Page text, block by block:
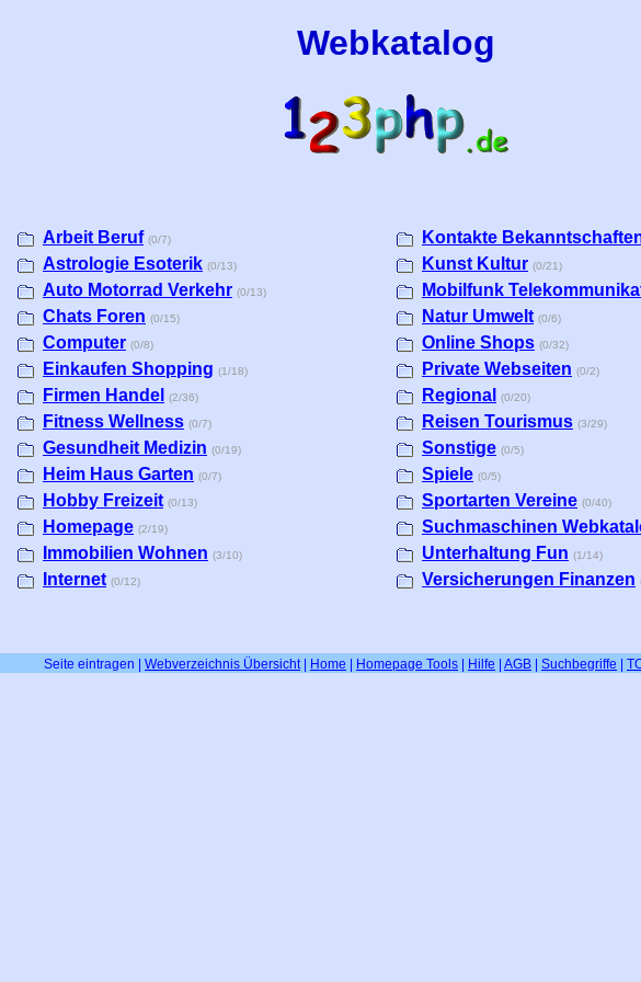
Webkatalog
Arbeit Beruf (0/7)
Astrologie Esoterik (0/13)
Auto Motorrad Verkehr (0/13)
Chats Foren (0/15)
Computer (0/8)
Einkaufen Shopping (1/18)
Firmen Handel (2/36)
Fitness Wellness (0/7)
Gesundheit Medizin (0/19)
Heim Haus Garten (0/7)
Hobby Freizeit (0/13)
Homepage (2/19)
Immobilien Wohnen (3/10)
Internet (0/12)
Kontakte
Kunst Kultur (0/21)
Mobilfunk
Natur Umwelt (0/6)
Online Shops (0/32)
Private Webseiten (0/2)
Regional (0/20)
Reisen Tourismus (3/29)
Sonstige (0/5)
Spiele (0/5)
Sportarten Vereine (0/40)
Suchmaschinen
Unterhaltung Fun (1/14)
Versicherungen Finanzen
Seite eintragen | Webverzeichnis Übersicht| Home | Homepage Tools | Hilfe | AGB | Suchbegriffe |